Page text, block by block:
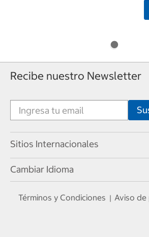
Recibe nuestro Newsletter
Sitios Internacionales
Cambiar Idioma
Términos y Condiciones | Aviso de